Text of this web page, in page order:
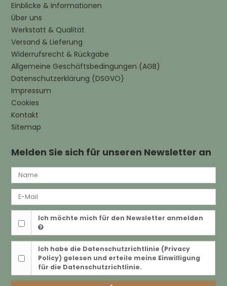
Einblicke & Informationen
Über uns
Werkstatt & Qualität
Versand & Lieferung
Widerrufsrecht & Rückgabe
Allgemeine Geschäftsbedingungen (AGB)
Datenschutzerklärung (DSGVO)
Impressum
Cookies
Kontakt
Sitemap
Melden Sie sich für unseren Newsletter an
Ich möchte mich für den Newsletter anmelden
Ich habe die Datenschutzrichtlinie (Privacy
Policy) gelesen und erteile meine Einwilligung
für die Datenschutzrichtlinie.